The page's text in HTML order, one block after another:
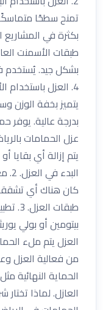
تمنح سطحًا متماسكًا
طبقات الأسمنت
بشكل جيد. يُستخدم
4. العزل باستخدام
يتميز بخفة الوزن
بدرجة عالية. يوفر
عزل الحمامات
يتم إزالة أي
كان هناك أي
الحماية النهائية
العازل. لماذا